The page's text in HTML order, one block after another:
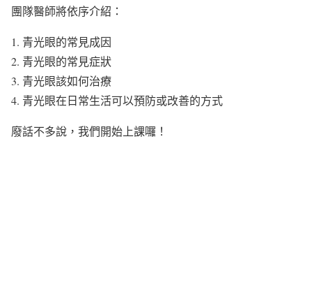
團隊醫師將依序介紹：
1. 青光眼的常見成因
2. 青光眼的常見症狀
3. 青光眼該如何治療
4. 青光眼在日常生活可以預防或改善的方式
廢話不多說，我們開始上課囉！